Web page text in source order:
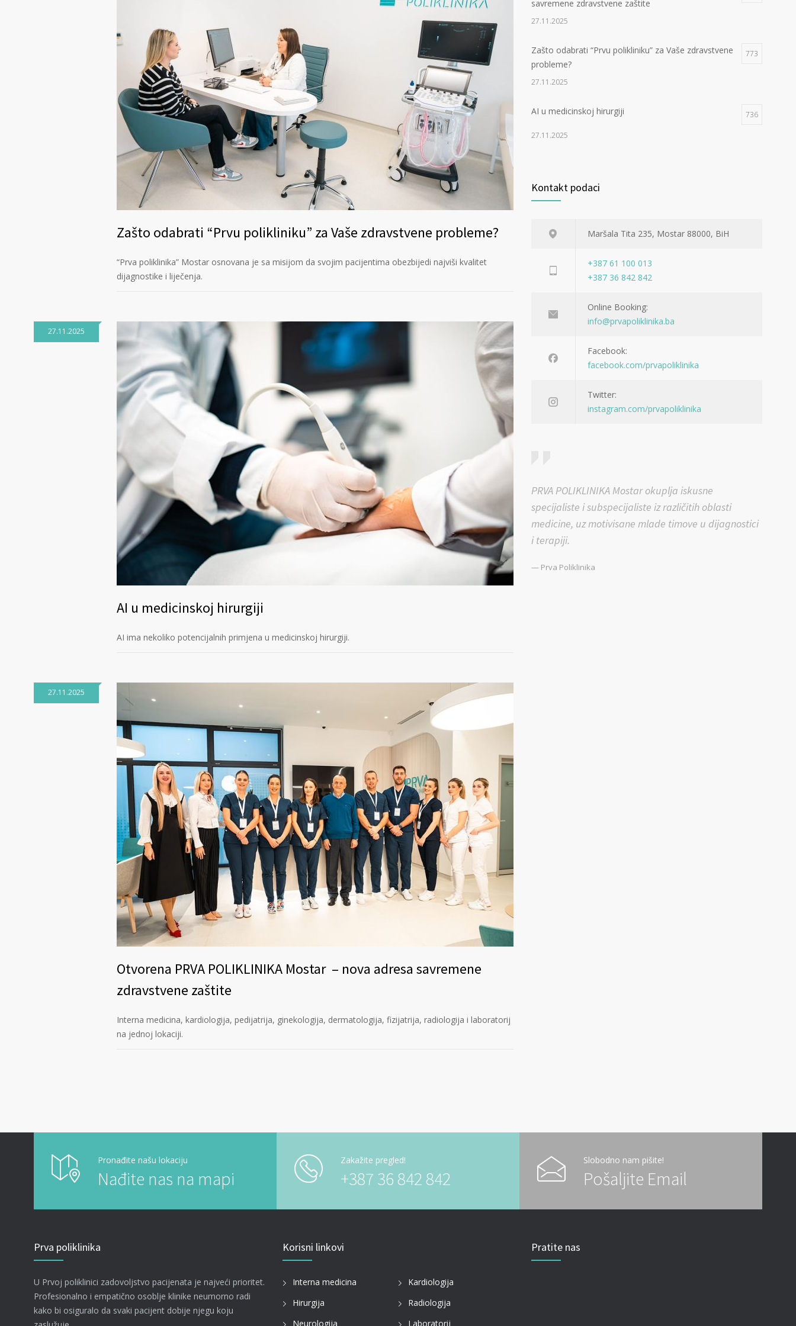
Zašto odabrati “Prvu polikliniku” za Vaše zdravstvene probleme?
“Prva poliklinika” Mostar osnovana je sa misijom da svojim pacijentima obezbijedi najviši kvalitet
dijagnostike i liječenja.
27.11.2025
AI u medicinskoj hirurgiji
AI ima nekoliko potencijalnih primjena u medicinskoj hirurgiji.
27.11.2025
Otvorena PRVA POLIKLINIKA Mostar – nova adresa savremene
zdravstvene zaštite
Interna medicina, kardiologija, pedijatrija, ginekologija, dermatologija, fizijatrija, radiologija i laboratorij
na jednoj lokaciji.
savremene zdravstvene zaštite
27.11.2025
Zašto odabrati “Prvu polikliniku” za Vaše zdravstvene
probleme?
773
27.11.2025
AI u medicinskoj hirurgiji 736
27.11.2025
Kontakt podaci
Maršala Tita 235, Mostar 88000, BiH
+387 61 100 013
+387 36 842 842
Online Booking:
info@prvapoliklinika.ba
Facebook:
facebook.com/prvapoliklinika
Twitter:
instagram.com/prvapoliklinika
PRVA POLIKLINIKA Mostar okuplja iskusne
specijaliste i subspecijaliste iz različitih oblasti
medicine, uz motivisane mlade timove u dijagnostici
i terapiji.
— Prva Poliklinika
Pronađite našu lokaciju
Nađite nas na mapi
Zakažite pregled!
+387 36 842 842
Slobodno nam pišite!
Pošaljite Email
Prva poliklinika
U Prvoj poliklinici zadovoljstvo pacijenata je najveći prioritet.
Profesionalno i empatično osoblje klinike neumorno radi
kako bi osiguralo da svaki pacijent dobije njegu koju
Korisni linkovi
Interna medicina
Kardiologija
Hirurgija
Radiologija
Neurologija
Laboratorij
Pratite nas